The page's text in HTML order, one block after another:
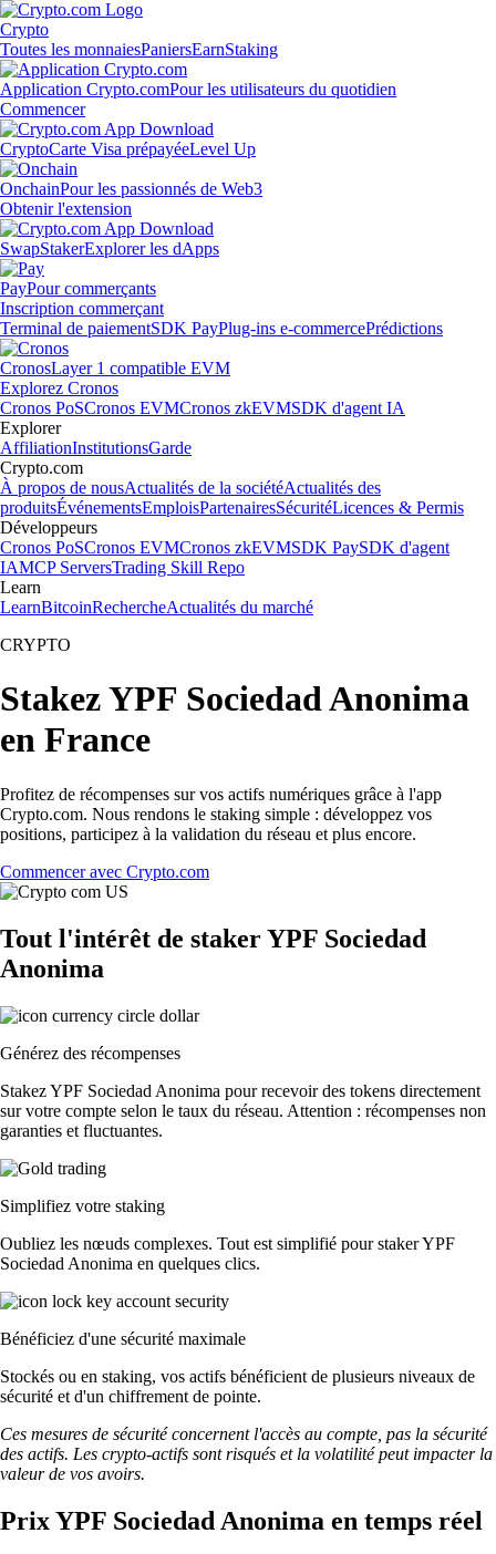
Crypto
Toutes les monnaiesPaniersEarnStaking
Application Crypto.comPour les utilisateurs du quotidien
Commencer
CryptoCarte Visa prépayéeLevel Up
OnchainPour les passionnés de Web3
Obtenir l'extension
SwapStakerExplorer les dApps
PayPour commerçants
Inscription commerçant
Terminal de paiementSDK PayPlug-ins e-commercePrédictions
CronosLayer 1 compatible EVM
Explorez Cronos
Cronos PoSCronos EVMCronos zkEVMSDK d'agent IA
Explorer
AffiliationInstitutionsGarde
Crypto.com
À propos de nousActualités de la sociétéActualités des
produitsÉvénementsEmploisPartenairesSécuritéLicences & Permis
Développeurs
Cronos PoSCronos EVMCronos zkEVMSDK PaySDK d'agent
IAMCP ServersTrading Skill Repo
Learn
LearnBitcoinRechercheActualités du marché
CRYPTO
Stakez YPF Sociedad Anonima
en France
Profitez de récompenses sur vos actifs numériques grâce à l'app
Crypto.com. Nous rendons le staking simple : développez vos
positions, participez à la validation du réseau et plus encore.
Commencer avec Crypto.com
Tout l'intérêt de staker YPF Sociedad
Anonima
Générez des récompenses
Stakez YPF Sociedad Anonima pour recevoir des tokens directement
sur votre compte selon le taux du réseau. Attention : récompenses non
garanties et fluctuantes.
Simplifiez votre staking
Oubliez les nœuds complexes. Tout est simplifié pour staker YPF
Sociedad Anonima en quelques clics.
Bénéficiez d'une sécurité maximale
Stockés ou en staking, vos actifs bénéficient de plusieurs niveaux de
sécurité et d'un chiffrement de pointe.
Ces mesures de sécurité concernent l'accès au compte, pas la sécurité
des actifs. Les crypto-actifs sont risqués et la volatilité peut impacter la
valeur de vos avoirs.
Prix YPF Sociedad Anonima en temps réel